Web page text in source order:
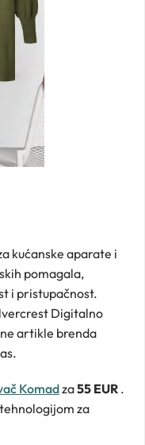
kućanske aparate i
pomagala,
i pristupačnost.
Digitalno
artikle brenda
Komadza55 EUR .
za